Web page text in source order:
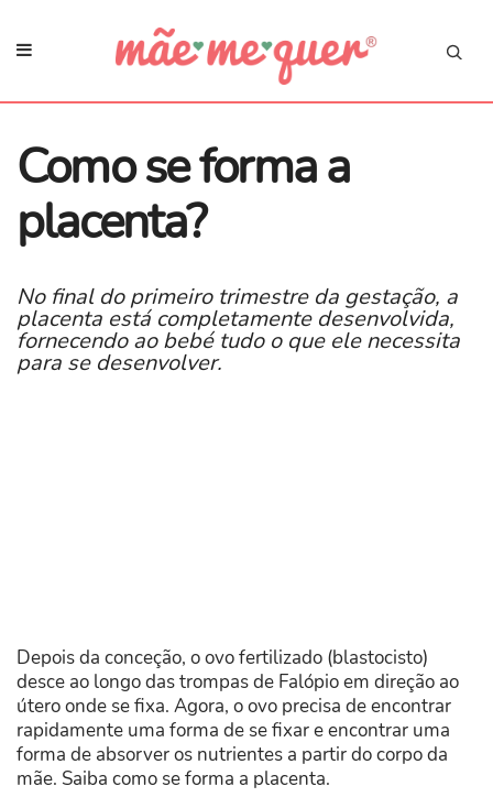
Como se forma a
placenta?
No final do primeiro trimestre da gestação, a
placenta está completamente desenvolvida,
fornecendo ao bebé tudo o que ele necessita
para se desenvolver.
Depois da conceção, o ovo fertilizado (blastocisto)
desce ao longo das trompas de Falópio em direção ao
útero onde se fixa. Agora, o ovo precisa de encontrar
rapidamente uma forma de se fixar e encontrar uma
forma de absorver os nutrientes a partir do corpo da
mãe. Saiba como se forma a placenta.